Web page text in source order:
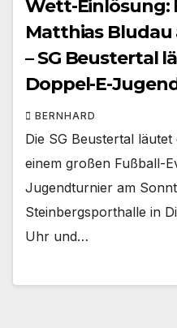
Wett-Einlösung:
Matthias Bludau
– SG Beustertal
Doppel-E-
BERNHARD
Die SG Beustertal
einem großen Fußball-
Jugendturnier am
Steinbergsporthalle in
Uhr und…